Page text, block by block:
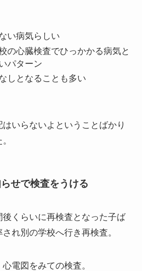
い病気らしい
の心臓検査でひっかかる病気と
パターン
しとなることも多い
いらないよということばかり
せで検査をうける
後くらいに再検査となった子ば
れ別の学校へ行き再検査。
電図をみての検査。